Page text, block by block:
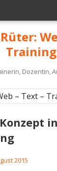
Training
Dozentin,
2015